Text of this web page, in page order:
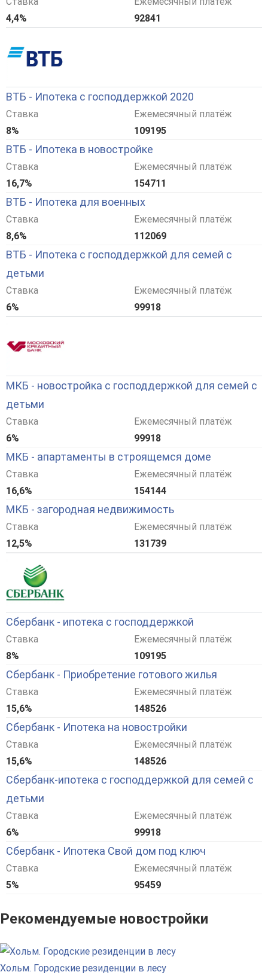
4,4%
92841
ВТБ - Ипотека с господдержкой 2020
Ставка
8%
Ежемесячный платёж
109195
ВТБ - Ипотека в новостройке
Ставка
16,7%
Ежемесячный платёж
154711
ВТБ - Ипотека для военных
Ставка
8,6%
Ежемесячный платёж
112069
ВТБ - Ипотека с господдержкой для семей с
детьми
Ставка
6%
Ежемесячный платёж
99918
МКБ - новостройка с господдержкой для семей с
детьми
Ставка
6%
Ежемесячный платёж
99918
МКБ - апартаменты в строящемся доме
Ставка
16,6%
Ежемесячный платёж
154144
МКБ - загородная недвижимость
Ставка
12,5%
Ежемесячный платёж
131739
Сбербанк - ипотека с господдержкой
Ставка
8%
Ежемесячный платёж
109195
Сбербанк - Приобретение готового жилья
Ставка
15,6%
Ежемесячный платёж
148526
Сбербанк - Ипотека на новостройки
Ставка
15,6%
Ежемесячный платёж
148526
Сбербанк-ипотека с господдержкой для семей с
детьми
Ставка
6%
Ежемесячный платёж
99918
Сбербанк - Ипотека Свой дом под ключ
Ставка
5%
Ежемесячный платёж
95459
Рекомендуемые новостройки
Хольм. Городские резиденции в лесу